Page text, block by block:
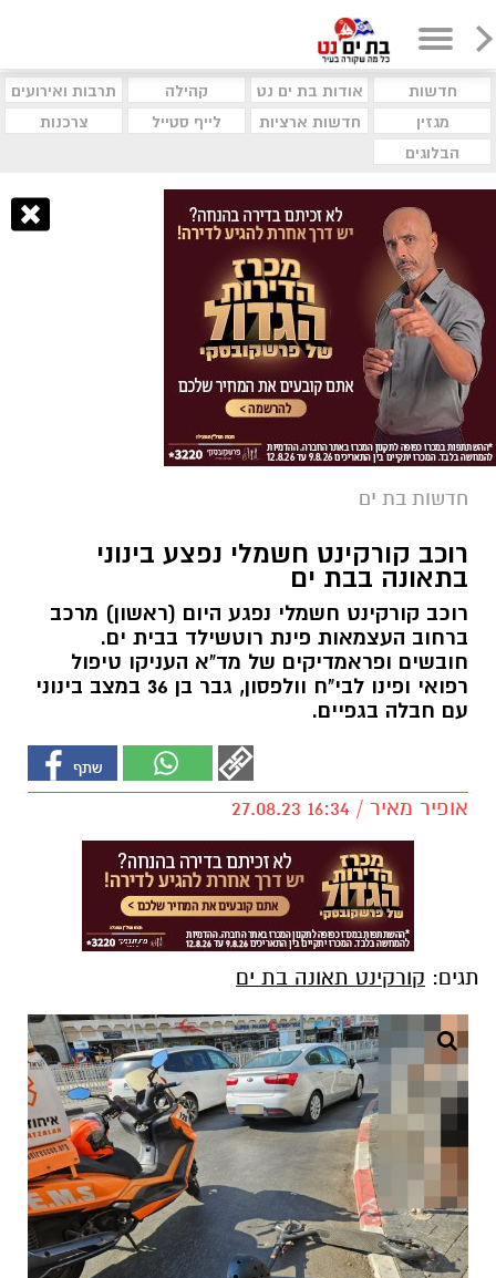
חדשות אודות בת ים נט קהילה
תרבות ואירועים
מגזין
חדשות ארציות לייף סטייל
צרכנות
הבלוגים
חדשות בת ים
רוכב קורקינט חשמלי נפצע בינוני
בתאונה בבת ים
רוכב קורקינט חשמלי נפגע היום (ראשון) מרכב
ברחוב העצמאות פינת רוטשילד בבית ים.
חובשים ופראמדיקים של מד"א העניקו טיפול
רפואי ופינו לבי"ח וולפסון, גבר בן 36 במצב בינוני
עם חבלה בגפיים.
אופיר מאיר / 16:34 27.08.23
תגים: קורקינט תאונה בת ים